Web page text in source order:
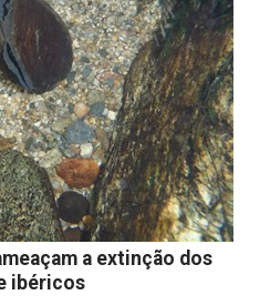
a extinção dos
ibéricos